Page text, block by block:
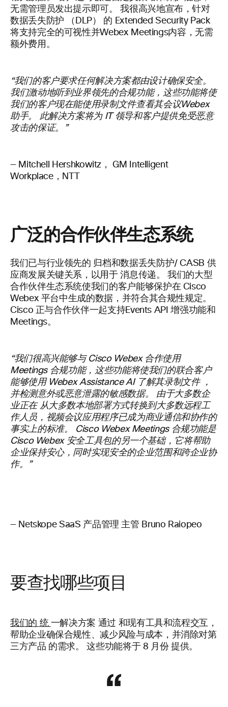
无需管理员发出提示即可。我很高兴地宣布，针对
数据丢失防护 （DLP）
的 Extended Security Pack
将支持完全的可视性并Webex Meetings内容，无需
额外费用。
“我们的客户要求任何解决方案都由设计确保安全。
我们激动地听到业界领先的合规功能，这些功能将使
我们的客户现在能使用录制文件查看其会议Webex
助手。 此解决方案将为 IT 领导和客户提供免受恶意
攻击的保证。”
—Mitchell Hershkowitz ，GM Intelligent
Workplace，NTT
广泛的合作伙伴生态系统
我们已与行业领先的 归档和数据丢失防护/CASB 供
应商发展关键关系，以用于 消息传递。
我们的大型
合作伙伴生态系统使我们的客户能够保护在 Cisco
Webex 平台中生成的数据，并符合其合规性规定。
Cisco 正与合作伙伴一起支持Events API 增强功能和
Meetings。
“我们很高兴能够与 Cisco Webex 合作使用
Meetings 合规功能，这些功能将使我们的联合客户
能够使用 Webex Assistance AI 了解其录制文件
，
并检测意外或恶意泄露的敏感数据。 由于大多数企
业正在 从大多数本地部署方式转换到大多数远程工
作人员，视频会议应用程序已成为商业通信和协作的
事实上的标准。 Cisco Webex Meetings 合规功能是
Cisco Webex 安全工具包的另一个基础，它将帮助
企业保持安心，同时实现安全的企业范围和跨企业协
作。”
— Netskope SaaS 产品管理 主管 Bruno Raiopeo
要查找哪些项目
我们的 统 一解决方案 通过 和现有工具和流程交互，
帮助企业确保合规性、减少风险与成本，并消除对第
三方产品 的需求。 这些功能将于 8 月份提供。